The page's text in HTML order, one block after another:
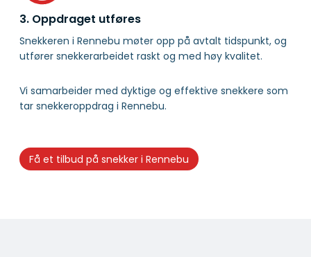
3. Oppdraget utføres
Snekkeren i Rennebu møter opp på avtalt tidspunkt, og
utfører snekkerarbeidet raskt og med høy kvalitet.
Vi samarbeider med dyktige og effektive snekkere som
tar snekkeroppdrag i Rennebu.
Få et tilbud på snekker i Rennebu